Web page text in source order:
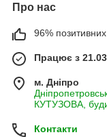
Про нас
96% позитивних
Працює з
м. Дніпро
КУТУЗОВА,
Контакти